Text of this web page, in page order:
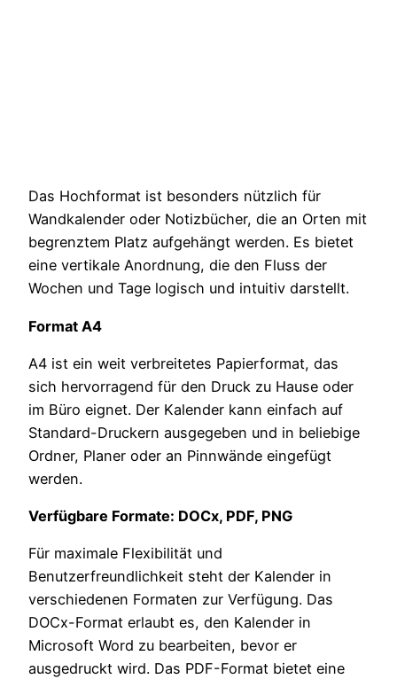
Das Hochformat ist besonders nützlich für
Wandkalender oder Notizbücher, die an Orten mit
begrenztem Platz aufgehängt werden. Es bietet
eine vertikale Anordnung, die den Fluss der
Wochen und Tage logisch und intuitiv darstellt.
Format A4
A4 ist ein weit verbreitetes Papierformat, das
sich hervorragend für den Druck zu Hause oder
im Büro eignet. Der Kalender kann einfach auf
Standard-Druckern ausgegeben und in beliebige
Ordner, Planer oder an Pinnwände eingefügt
werden.
Verfügbare Formate: DOCx, PDF, PNG
Für maximale Flexibilität und
Benutzerfreundlichkeit steht der Kalender in
verschiedenen Formaten zur Verfügung. Das
DOCx-Format erlaubt es, den Kalender in
Microsoft Word zu bearbeiten, bevor er
ausgedruckt wird. Das PDF-Format bietet eine